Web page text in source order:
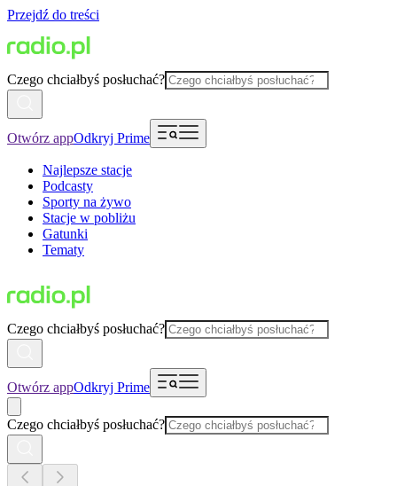
Przejdź do treści
Czego chciałbyś posłuchać?
Otwórz appOdkryj Prime
Najlepsze stacje
Podcasty
Sporty na żywo
Stacje w pobliżu
Gatunki
Tematy
Czego chciałbyś posłuchać?
Otwórz appOdkryj Prime
Czego chciałbyś posłuchać?